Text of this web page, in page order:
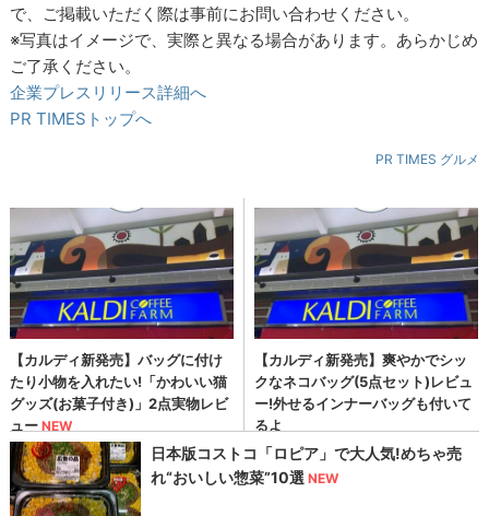
で、ご掲載いただく際は事前にお問い合わせください。
※写真はイメージで、実際と異なる場合があります。あらかじめ
ご了承ください。
企業プレスリリース詳細へ
PR TIMESトップへ
PR TIMES グルメ